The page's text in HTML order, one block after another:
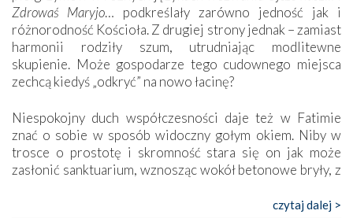
Zdrowaś Maryjo… podkreślały zarówno jedność jak i
różnorodność Kościoła. Z drugiej strony jednak – zamiast
harmonii rodziły szum, utrudniając modlitewne
skupienie. Może gospodarze tego cudownego miejsca
zechcą kiedyś „odkryć” na nowo łacinę?
Niespokojny duch współczesności daje też w Fatimie
znać o sobie w sposób widoczny gołym okiem. Niby w
trosce o prostotę i skromność stara się on jak może
zasłonić sanktuarium, wznosząc wokół betonowe bryły, z
katolickiego kultu. Tylko co wspólnego z żywą,
czytaj dalej >